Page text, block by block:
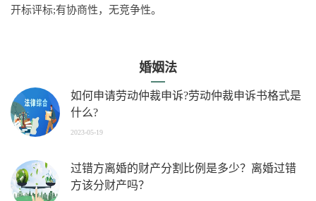
开标评标;有协商性，无竞争性。
婚姻法
如何申请劳动仲裁申诉?劳动仲裁申诉书格式是
什么?
2023-05-19
过错方离婚的财产分割比例是多少？离婚过错
方该分财产吗？